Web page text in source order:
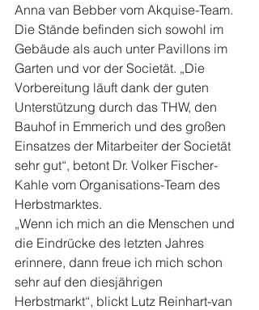
Anna van Bebber vom Akquise-Team.
Die Stände befinden sich sowohl im
Gebäude als auch unter Pavillons im
Garten und vor der Societät. „Die
Vorbereitung läuft dank der guten
Unterstützung durch das THW, den
Bauhof in Emmerich und des großen
Einsatzes der Mitarbeiter der Societät
sehr gut“, betont Dr. Volker Fischer-
Kahle vom Organisations-Team des
Herbstmarktes.
„Wenn ich mich an die Menschen und
die Eindrücke des letzten Jahres
erinnere, dann freue ich mich schon
sehr auf den diesjährigen
Herbstmarkt“, blickt Lutz Reinhart-van